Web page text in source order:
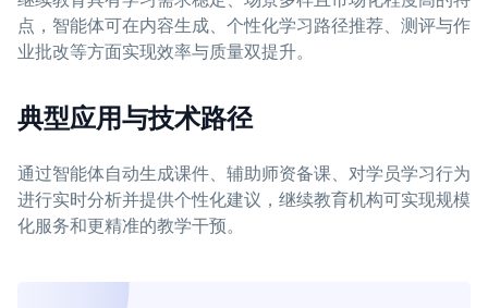
点，智能体可在内容生成、个性化学习路径推荐、测评与作
业批改等方面实现效率与质量双提升。
典型应用与技术路径
通过智能体自动生成课件、辅助师资备课、对学员学习行为
进行实时分析并提供个性化建议，继续教育机构可实现规模
化服务和更精准的教学干预。